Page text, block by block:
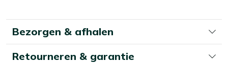
pagina
Bezorgen & afhalen
Retourneren & garantie